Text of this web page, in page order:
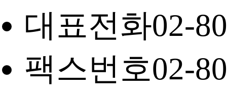
대표전화02-
팩스번호02-